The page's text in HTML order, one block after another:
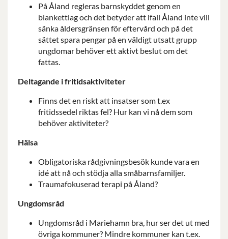
På Åland regleras barnskyddet genom en
blankettlag och det betyder att ifall Åland inte vill
sänka åldersgränsen för eftervård och på det
sättet spara pengar på en väldigt utsatt grupp
ungdomar behöver ett aktivt beslut om det
fattas.
Deltagande i fritidsaktiviteter
Finns det en riskt att insatser som t.ex
fritidssedel riktas fel? Hur kan vi nå dem som
behöver aktiviteter?
Hälsa
Obligatoriska rådgivningsbesök kunde vara en
idé att nå och stödja alla småbarnsfamiljer.
Traumafokuserad terapi på Åland?
Ungdomsråd
Ungdomsråd i Mariehamn bra, hur ser det ut med
övriga kommuner? Mindre kommuner kan t.ex.